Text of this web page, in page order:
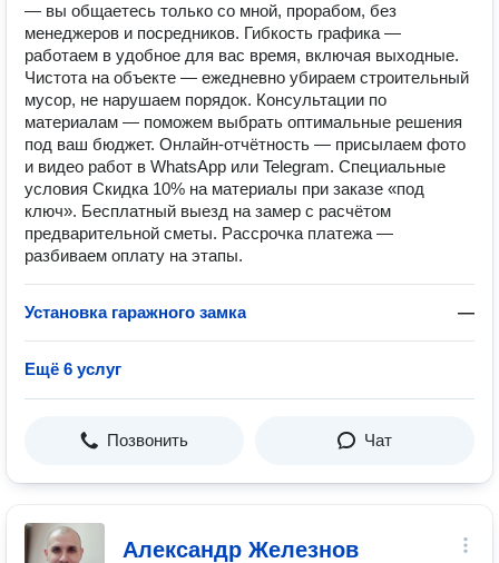
— вы общаетесь только со мной, прорабом, без
менеджеров и посредников. Гибкость графика —
работаем в удобное для вас время, включая выходные.
Чистота на объекте — ежедневно убираем строительный
мусор, не нарушаем порядок. Консультации по
материалам — поможем выбрать оптимальные решения
под ваш бюджет. Онлайн‑отчётность — присылаем фото
и видео работ в WhatsApp или Telegram. Специальные
условия Скидка 10% на материалы при заказе «под
ключ». Бесплатный выезд на замер с расчётом
предварительной сметы. Рассрочка платежа —
разбиваем оплату на этапы.
Установка гаражного замка —
Ещё 6 услуг
Позвонить Чат
Александр Железнов